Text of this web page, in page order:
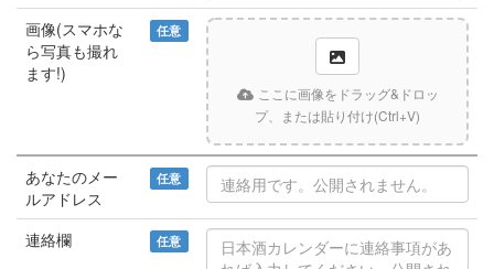
画像(スマホな
ら写真も撮れ
ます!)
任意
ここに画像をドラッグ&ドロッ
プ、または貼り付け(Ctrl+V)
あなたのメー
ルアドレス
任意
連絡欄 任意